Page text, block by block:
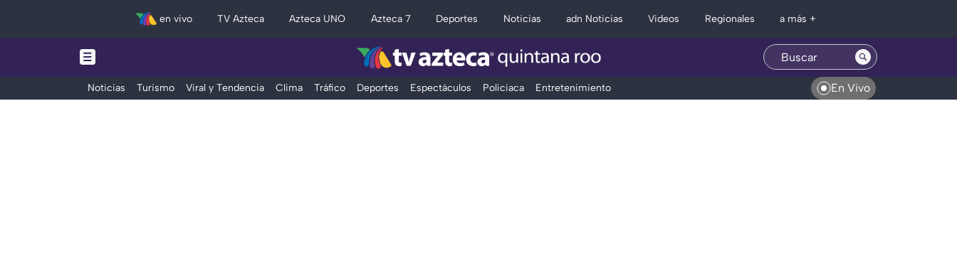
en vivo TV Azteca Azteca UNO Azteca 7 Deportes Noticias adn Noticias Videos Regionales a más +
Noticias Turismo Viral y Tendencia Clima Tráfico Deportes Espectáculos Policiaca Entretenimiento En Vivo